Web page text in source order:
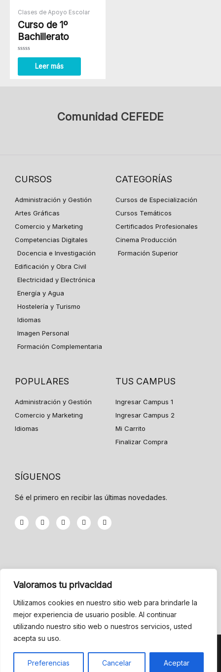
Valoramos tu privacidad
Utilizamos cookies en nuestro sitio web para brindarle la
mejor experiencia de usuario posible. Al continuar
utilizando nuestro sitio web o nuestros servicios, usted
acepta su uso.
Preferencias Cancelar Aceptar
Clases de Apoyo Escolar
Curso de 1º
Bachillerato
Valorado
Leer más
Comunidad CEFEDE
CURSOS
Administración y Gestión
Artes Gráficas
Comercio y Marketing
Competencias Digitales
Docencia e Investigación
Edificación y Obra Civil
Electricidad y Electrónica
Energía y Agua
Hostelería y Turismo
Idiomas
Imagen Personal
Formación Complementaria
CATEGORÍAS
Cursos de Especialización
Cursos Temáticos
Certificados Profesionales
Cinema Producción
Formación Superior
POPULARES
Administración y Gestión
Comercio y Marketing
Idiomas
TUS CAMPUS
Ingresar Campus 1
Ingresar Campus 2
Mi Carrito
Finalizar Compra
SÍGUENOS
Sé el primero en recibir las últimas novedades.
F
a
c
k
f
T
w
i
G
o
o
p
u
s
g
Y
o
u
I
n
s
a
INFORMACIÓN
Menu
CEFEDE © Todos los derechos reservados.
Diseñado por ❤ Bendack Suite